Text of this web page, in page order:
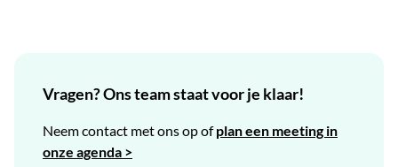
Vragen? Ons team staat voor je klaar!
Neem contact met ons op ofplan een meeting in
onze agenda >